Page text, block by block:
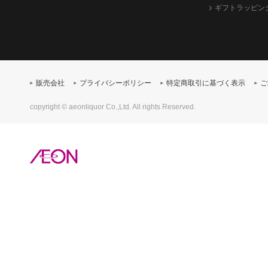
ギフトラッピン
販売会社 プライバシーポリシー 特定商取引に基づく表示
copyright © aeonliquor Co.,Ltd. All rights Reserved.